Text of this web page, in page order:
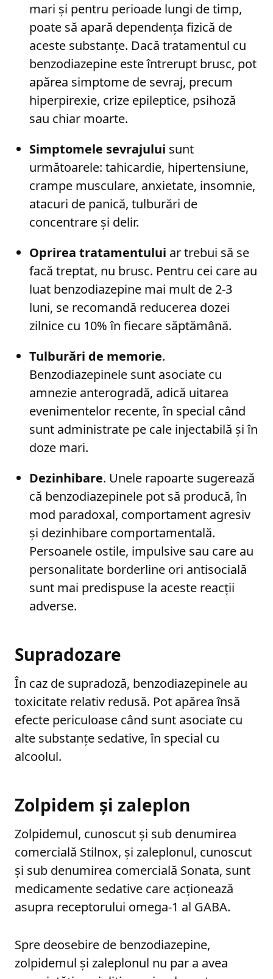
mari și pentru perioade lungi de timp,
poate să apară dependența fizică de
aceste substanțe. Dacă tratamentul cu
benzodiazepine este întrerupt brusc, pot
apărea simptome de sevraj, precum
hiperpirexie, crize epileptice, psihoză
sau chiar moarte.
Simptomele sevrajului sunt
următoarele: tahicardie, hipertensiune,
crampe musculare, anxietate, insomnie,
atacuri de panică, tulburări de
concentrare și delir.
Oprirea tratamentului ar trebui să se
facă treptat, nu brusc. Pentru cei care au
luat benzodiazepine mai mult de 2-3
luni, se recomandă reducerea dozei
zilnice cu 10% în fiecare săptămână.
Tulburări de memorie.
Benzodiazepinele sunt asociate cu
amnezie anterogradă, adică uitarea
evenimentelor recente, în special când
sunt administrate pe cale injectabilă și în
doze mari.
Dezinhibare. Unele rapoarte sugerează
că benzodiazepinele pot să producă, în
mod paradoxal, comportament agresiv
și dezinhibare comportamentală.
Persoanele ostile, impulsive sau care au
personalitate borderline ori antisocială
sunt mai predispuse la aceste reacții
adverse.
Supradozare
În caz de supradoză, benzodiazepinele au
toxicitate relativ redusă. Pot apărea însă
efecte periculoase când sunt asociate cu
alte substanțe sedative, în special cu
alcoolul.
Zolpidem și zaleplon
Zolpidemul, cunoscut și sub denumirea
comercială Stilnox, și zaleplonul, cunoscut
și sub denumirea comercială Sonata, sunt
medicamente sedative care acționează
asupra receptorului omega-1 al GABA.
Spre deosebire de benzodiazepine,
zolpidemul și zaleplonul nu par a avea